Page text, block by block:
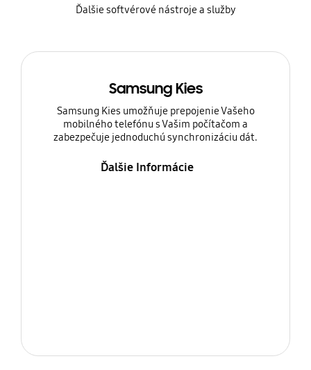
Ďalšie softvérové nástroje a služby
Samsung Kies
Samsung Kies umožňuje prepojenie Vašeho
mobilného telefónu s Vašim počítačom a
zabezpečuje jednoduchú synchronizáciu dát.
Ďalšie Informácie